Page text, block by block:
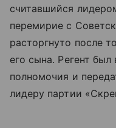
считавшийся
перемирие с
расторгнуто после
его сына. Регент
полномочия и
лидеру партии